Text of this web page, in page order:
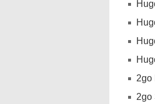
2go
2go